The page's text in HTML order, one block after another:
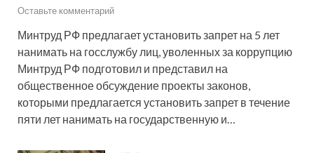
Оставьте комментарий
Минтруд РФ предлагает установить запрет на 5 лет
нанимать на госслужбу лиц, уволенных за коррупцию
Минтруд РФ подготовил и представил на
общественное обсуждение проекты законов,
которыми предлагается установить запрет в течение
пяти лет нанимать на государственную и…